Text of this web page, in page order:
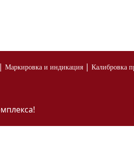
| Маркировка и индикация | Калибровка